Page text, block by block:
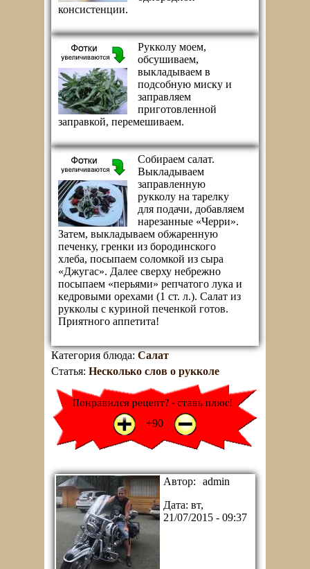
консистенции.
Рукколу моем,
обсушиваем,
выкладываем в
подсобную миску и
заправляем
приготовленной
заправкой, перемешиваем.
Собираем салат.
Выкладываем
заправленную
рукколу на тарелку
для подачи, добавляем
нарезанные «Черри».
Затем, выкладываем обжаренную
печенку, гренки из бородинского
хлеба, посыпаем соломкой из сыра
«Джугас». Далее сверху небрежно
посыпаем «перьями» репчатого лука и
кедровыми орехами (1 ст. л.). Салат из
рукколы с куриной печенкой готов.
Приятного аппетита!
Категория блюда: Салат
Статья: Несколько слов о рукколе
+1
+90 -1
Автор:
admin
Дата: вт,
21/07/2015 - 09:37